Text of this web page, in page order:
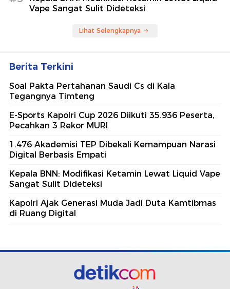
Vape Sangat Sulit Dideteksi
Lihat Selengkapnya
Berita Terkini
Soal Pakta Pertahanan Saudi Cs di Kala
Tegangnya Timteng
E-Sports Kapolri Cup 2026 Diikuti 35.936 Peserta,
Pecahkan 3 Rekor MURI
1.476 Akademisi TEP Dibekali Kemampuan Narasi
Digital Berbasis Empati
Kepala BNN: Modifikasi Ketamin Lewat Liquid Vape
Sangat Sulit Dideteksi
Kapolri Ajak Generasi Muda Jadi Duta Kamtibmas
di Ruang Digital